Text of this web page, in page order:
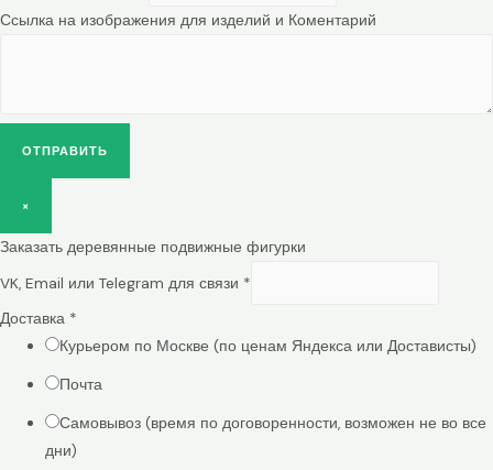
Ссылка на изображения для изделий и Коментарий
ОТПРАВИТЬ
×
Заказать деревянные подвижные фигурки
VK, Email или Telegram для связи *
Доставка *
Курьером по Москве (по ценам Яндекса или Достависты)
Почта
Самовывоз (время по договоренности, возможен не во все
дни)